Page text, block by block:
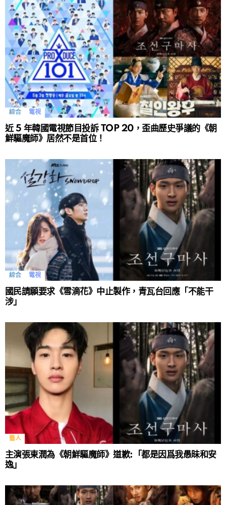
綜合 電視
近 5 年韓國電視節目投訴 TOP 20，歪曲歷史爭議的《朝
鮮驅魔師》居然不是首位！
綜合 電視
國民請願要求《雪滴花》中止製作，青瓦台回應「不能干
涉」
藝人
主演張東潤為《朝鮮驅魔師》道歉:「都是因爲我愚昧和安
逸」